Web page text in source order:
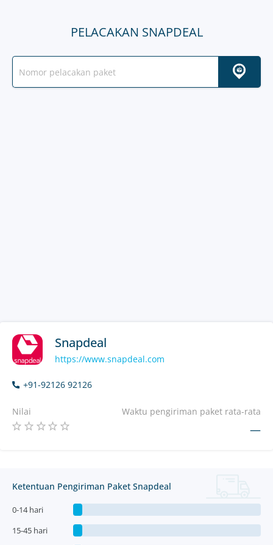
PELACAKAN SNAPDEAL
Snapdeal
https://www.snapdeal.com
+91-92126 92126
Nilai Waktu pengiriman paket rata-rata
—
Ketentuan Pengiriman Paket Snapdeal
0-14 hari
15-45 hari